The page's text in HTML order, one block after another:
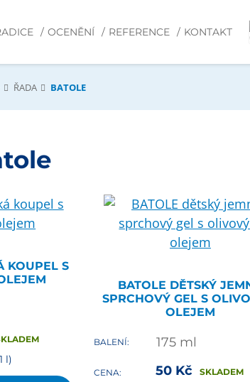
OCENĚNÍ REFERENCE KONTAKT
ŘADA BATOLE
KOUPEL S
l)
BATOLE DĚTSKÝ
SPRCHOVÝ GEL S
OLEJEM
BALENÍ: 175 ml
CENA: 50Kč SKLADEM